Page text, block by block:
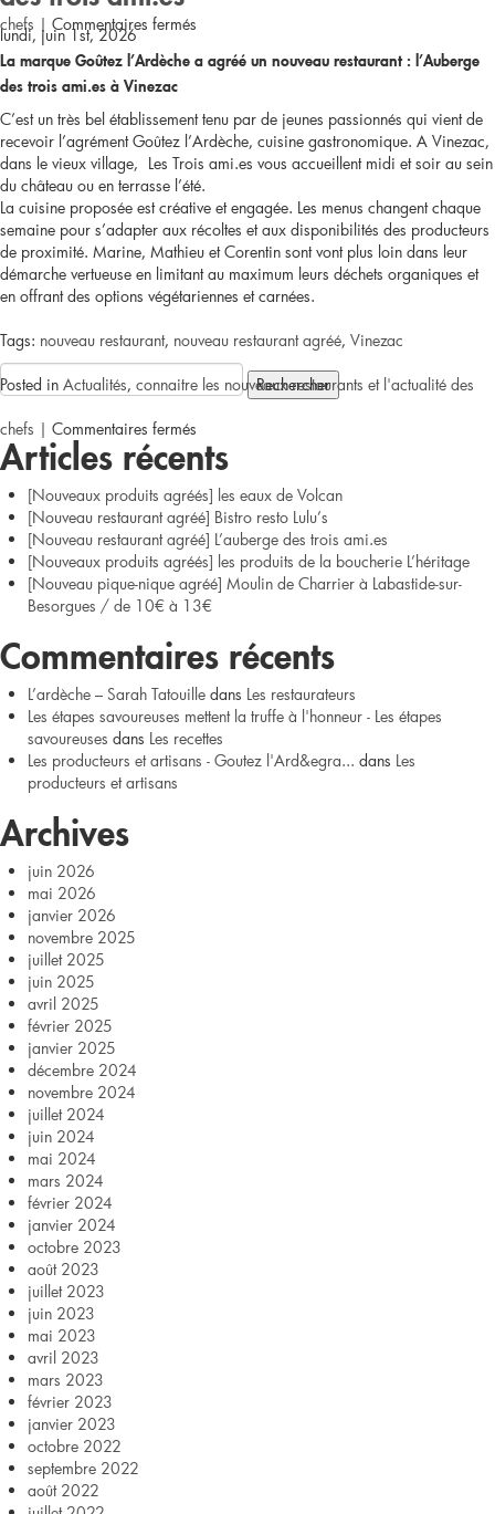
chefs | Commentaires fermés
[Nouveau
restaurant
agréé]
Bistro
resto
Lulu’s
lundi, juin 1st, 2026
La marque Goûtez l’Ardèche a agréé un nouveau restaurant : l’Auberge
des trois ami.es à Vinezac
C’est un très bel établissement tenu par de jeunes passionnés qui vient de
recevoir l’agrément Goûtez l’Ardèche, cuisine gastronomique. A Vinezac,
dans le vieux village, Les Trois ami.es vous accueillent midi et soir au sein
du château ou en terrasse l’été.
La cuisine proposée est créative et engagée. Les menus changent chaque
semaine pour s’adapter aux récoltes et aux disponibilités des producteurs
de proximité. Marine, Mathieu et Corentin sont vont plus loin dans leur
démarche vertueuse en limitant au maximum leurs déchets organiques et
en offrant des options végétariennes et carnées.
Tags: nouveau restaurant, nouveau restaurant agréé, Vinezac
Posted in Actualités, connaitre les nouveaux restaurants et l'actualité des
chefs | Commentaires fermés
[Nouveau
restaurant
agréé]
L’auberge
des
trois
ami.es
Rechercher :
Articles récents
[Nouveaux produits agréés] les eaux de Volcan
[Nouveau restaurant agréé] Bistro resto Lulu’s
[Nouveau restaurant agréé] L’auberge des trois ami.es
[Nouveaux produits agréés] les produits de la boucherie L’héritage
[Nouveau pique-nique agréé] Moulin de Charrier à Labastide-sur-
Besorgues / de 10€ à 13€
Commentaires récents
L’ardèche – Sarah Tatouille dans Les restaurateurs
Les étapes savoureuses mettent la truffe à l'honneur - Les étapes
savoureuses dans Les recettes
Les producteurs et artisans - Goutez l'Ard&egra... dans Les
producteurs et artisans
Archives
juin 2026
mai 2026
janvier 2026
novembre 2025
juillet 2025
juin 2025
avril 2025
février 2025
janvier 2025
décembre 2024
novembre 2024
juillet 2024
juin 2024
mai 2024
mars 2024
février 2024
janvier 2024
octobre 2023
août 2023
juillet 2023
juin 2023
mai 2023
avril 2023
mars 2023
février 2023
janvier 2023
octobre 2022
septembre 2022
août 2022